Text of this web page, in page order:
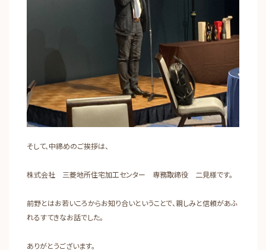
そして、中締めのご挨拶は、
株式会社 三菱地所住宅加工センター 専務取締役 二見様です。
前野とはお若いころからお知り合いということで、親しみと信頼があふ
れるすてきなお話でした。
ありがとうございます。